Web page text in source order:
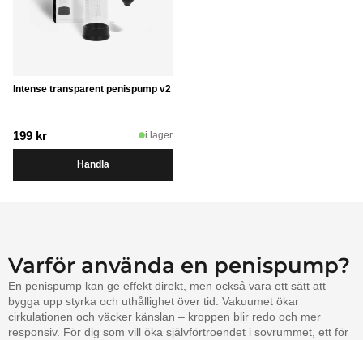
Intense transparent penispump v2
199 kr i lager
Handla
Varför använda en penispump?
En penispump kan ge effekt direkt, men också vara ett sätt att
bygga upp styrka och uthållighet över tid. Vakuumet ökar
cirkulationen och väcker känslan – kroppen blir redo och mer
responsiv. För dig som vill öka självförtroendet i sovrummet, ett för